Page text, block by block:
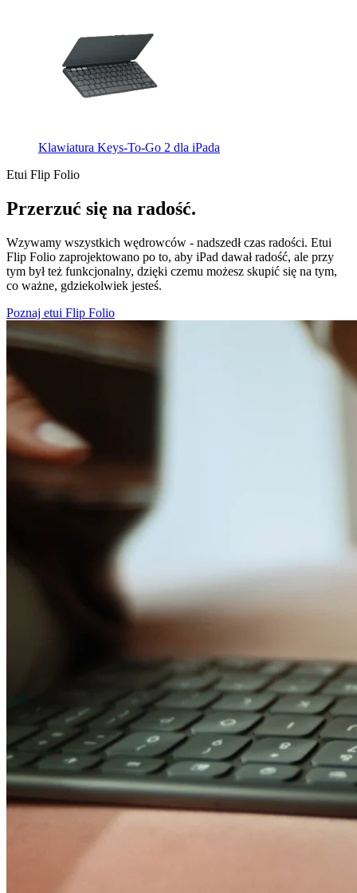
Klawiatura Keys-To-Go 2 dla iPada
Etui Flip Folio
Przerzuć się na radość.
Wzywamy wszystkich wędrowców - nadszedł czas radości. Etui
Flip Folio zaprojektowano po to, aby iPad dawał radość, ale przy
tym był też funkcjonalny, dzięki czemu możesz skupić się na tym,
co ważne, gdziekolwiek jesteś.
Poznaj etui Flip Folio